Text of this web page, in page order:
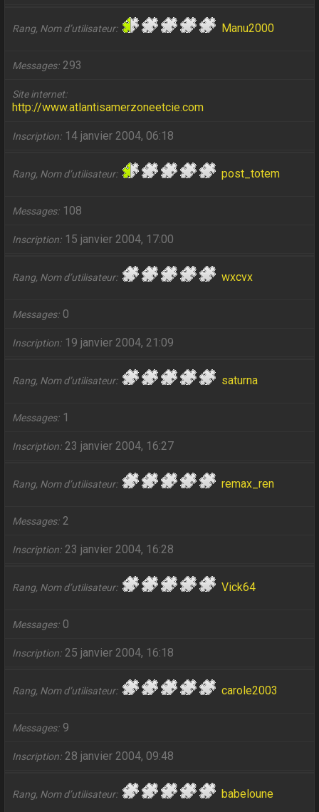
Rang, Nom d’utilisateur Manu2000
Messages 293
Site internet
http://www.atlantisamerzoneetcie.com
Inscription 14 janvier 2004, 06:18
Rang, Nom d’utilisateur post_totem
Messages 108
Inscription 15 janvier 2004, 17:00
Rang, Nom d’utilisateur wxcvx
Messages 0
Inscription 19 janvier 2004, 21:09
Rang, Nom d’utilisateur saturna
Messages 1
Inscription 23 janvier 2004, 16:27
Rang, Nom d’utilisateur remax_ren
Messages 2
Inscription 23 janvier 2004, 16:28
Rang, Nom d’utilisateur Vick64
Messages 0
Inscription 25 janvier 2004, 16:18
Rang, Nom d’utilisateur carole2003
Messages 9
Inscription 28 janvier 2004, 09:48
Rang, Nom d’utilisateur babeloune